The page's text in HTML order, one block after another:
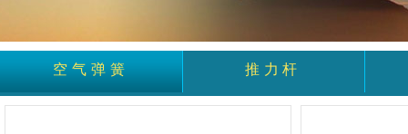
空气弹簧 推力杆